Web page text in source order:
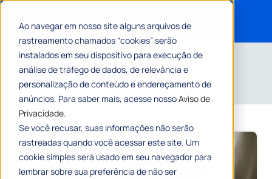
Ao navegar em nosso site alguns arquivos de
rastreamento chamados “cookies” serão
instalados em seu dispositivo para execução de
análise de tráfego de dados, de relevância e
personalização de conteúdo e endereçamento de
anúncios. Para saber mais, acesse nossoAviso de
Privacidade.
Se você recusar, suas informações não serão
rastreadas quando você acessar este site. Um
cookie simples será usado em seu navegador para
lembrar sobre sua preferência de não ser
Home »Arquivos para 27 de novembro de 2023
Conteúdos sobre
27/11/2023